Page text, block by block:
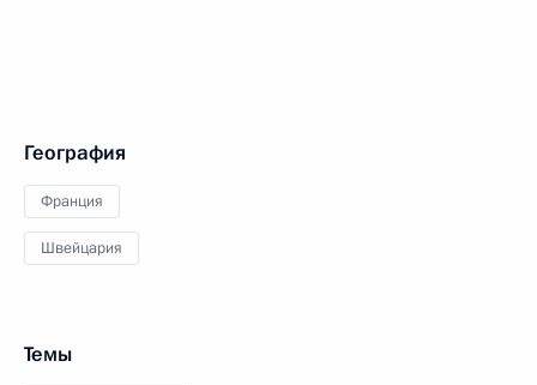
География
Франция
Швейцария
Темы